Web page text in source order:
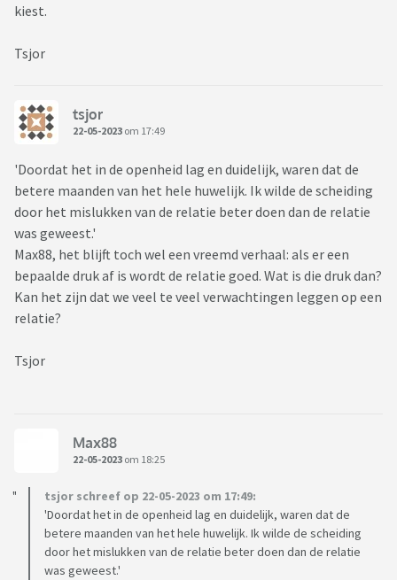
kiest.
Tsjor
tsjor
22-05-2023 om 17:49
'Doordat het in de openheid lag en duidelijk, waren dat de
betere maanden van het hele huwelijk. Ik wilde de scheiding
door het mislukken van de relatie beter doen dan de relatie
was geweest.'
Max88, het blijft toch wel een vreemd verhaal: als er een
bepaalde druk af is wordt de relatie goed. Wat is die druk dan?
Kan het zijn dat we veel te veel verwachtingen leggen op een
relatie?
Tsjor
Max88
22-05-2023 om 18:25
tsjor schreef op 22-05-2023 om 17:49:
'Doordat het in de openheid lag en duidelijk, waren dat de
betere maanden van het hele huwelijk. Ik wilde de scheiding
door het mislukken van de relatie beter doen dan de relatie
was geweest.'